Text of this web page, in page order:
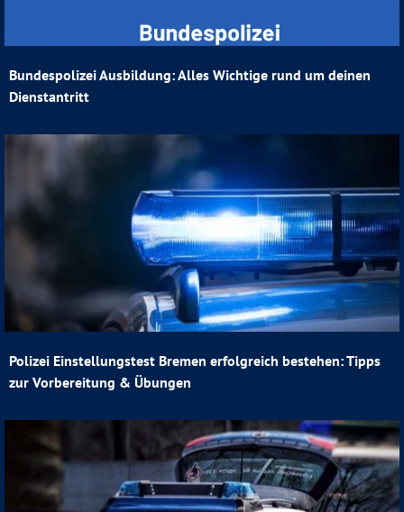
Bundespolizei Ausbildung: Alles Wichtige rund um deinen
Dienstantritt
Polizei Einstellungstest Bremen erfolgreich bestehen: Tipps
zur Vorbereitung & Übungen